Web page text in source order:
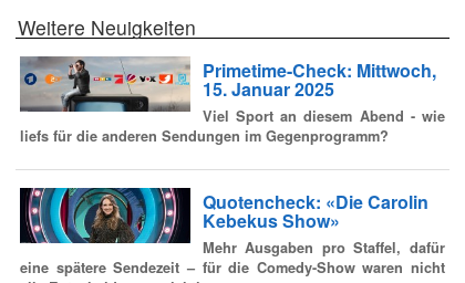
Weitere Neuigkeiten
Primetime-Check: Mittwoch,
15. Januar 2025
Viel Sport an diesem Abend - wie
liefs für die anderen Sendungen im Gegenprogramm?
Quotencheck: «Die Carolin
Kebekus Show»
Mehr Ausgaben pro Staffel, dafür
eine spätere Sendezeit – für die Comedy-Show waren nicht